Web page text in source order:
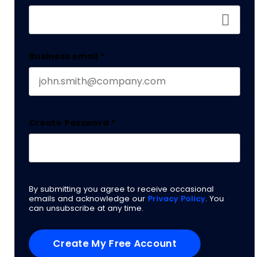
Business email *
Create Password *
By submitting you agree to receive occasional
emails and acknowledge our Privacy Policy. You
can unsubscribe at any time.